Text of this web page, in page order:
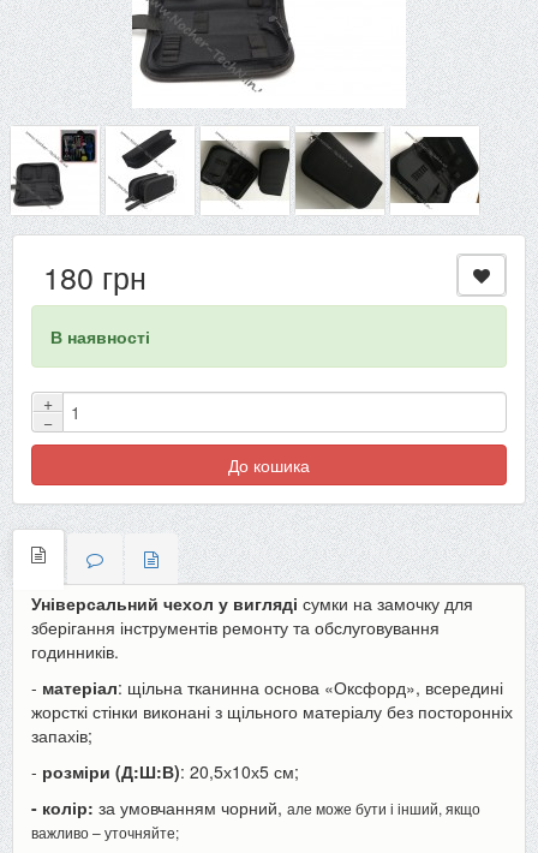
180 грн
В наявності
+
−
До кошика
Універсальний чехол у вигляді сумки на замочку для
зберігання інструментів ремонту та обслуговування
годинників.
- матеріал: щільна тканинна основа «Оксфорд», всередині
жорсткі стінки виконані з щільного матеріалу без посторонніх
запахів;
- розміри (Д:Ш:В): 20,5х10х5 см;
- колір: за умовчанням чорний, але може бути і інший, якщо
важливо – уточняйте;